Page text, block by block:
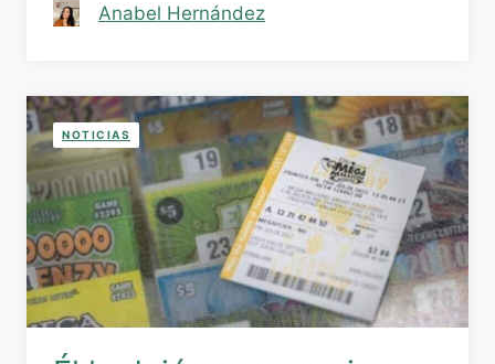
Anabel Hernández
NOTICIAS